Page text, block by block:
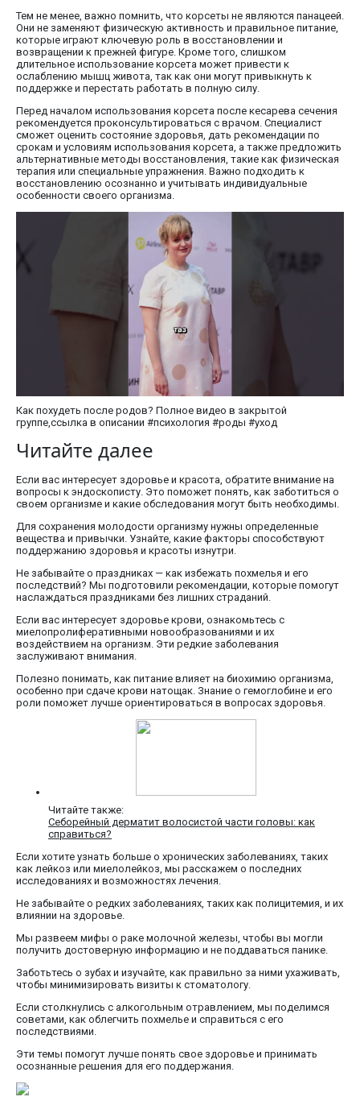
Тем не менее, важно помнить, что корсеты не являются панацеей.
Они не заменяют физическую активность и правильное питание,
которые играют ключевую роль в восстановлении и
возвращении к прежней фигуре. Кроме того, слишком
длительное использование корсета может привести к
ослаблению мышц живота, так как они могут привыкнуть к
поддержке и перестать работать в полную силу.
Перед началом использования корсета после кесарева сечения
рекомендуется проконсультироваться с врачом. Специалист
сможет оценить состояние здоровья, дать рекомендации по
срокам и условиям использования корсета, а также предложить
альтернативные методы восстановления, такие как физическая
терапия или специальные упражнения. Важно подходить к
восстановлению осознанно и учитывать индивидуальные
особенности своего организма.
Как похудеть после родов? Полное видео в закрытой
группе,ссылка в описании #психология #роды #уход
Читайте далее
Если вас интересует здоровье и красота, обратите внимание на
вопросы к эндоскописту. Это поможет понять, как заботиться о
своем организме и какие обследования могут быть необходимы.
Для сохранения молодости организму нужны определенные
вещества и привычки. Узнайте, какие факторы способствуют
поддержанию здоровья и красоты изнутри.
Не забывайте о праздниках — как избежать похмелья и его
последствий? Мы подготовили рекомендации, которые помогут
наслаждаться праздниками без лишних страданий.
Если вас интересует здоровье крови, ознакомьтесь с
миелопролиферативными новообразованиями и их
воздействием на организм. Эти редкие заболевания
заслуживают внимания.
Полезно понимать, как питание влияет на биохимию организма,
особенно при сдаче крови натощак. Знание о гемоглобине и его
роли поможет лучше ориентироваться в вопросах здоровья.
Читайте также:
Себорейный дерматит волосистой части головы: как
справиться?
Если хотите узнать больше о хронических заболеваниях, таких
как лейкоз или миелолейкоз, мы расскажем о последних
исследованиях и возможностях лечения.
Не забывайте о редких заболеваниях, таких как полицитемия, и их
влиянии на здоровье.
Мы развеем мифы о раке молочной железы, чтобы вы могли
получить достоверную информацию и не поддаваться панике.
Заботьтесь о зубах и изучайте, как правильно за ними ухаживать,
чтобы минимизировать визиты к стоматологу.
Если столкнулись с алкогольным отравлением, мы поделимся
советами, как облегчить похмелье и справиться с его
последствиями.
Эти темы помогут лучше понять свое здоровье и принимать
осознанные решения для его поддержания.